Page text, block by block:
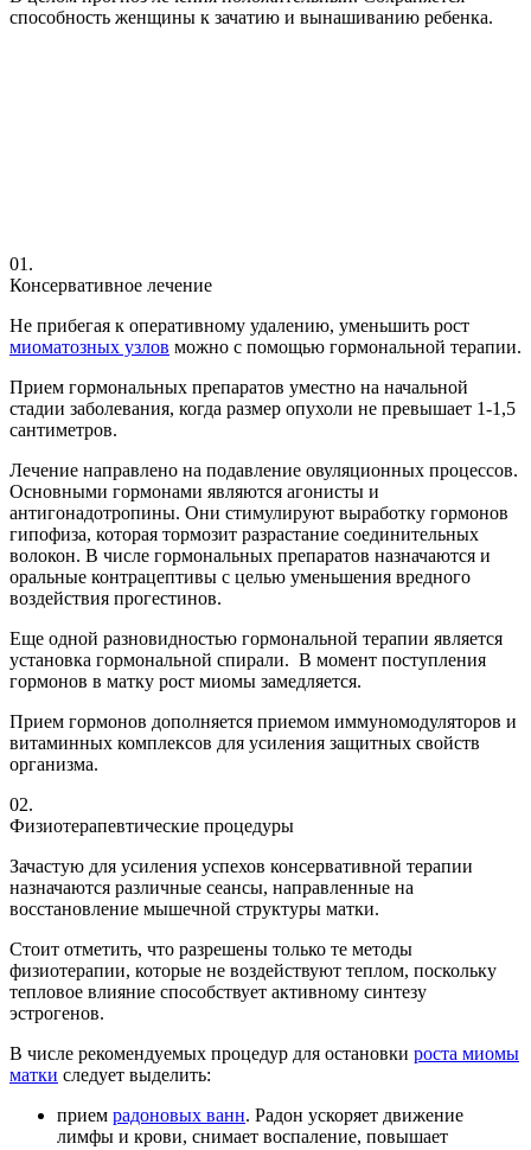
способность женщины к зачатию и вынашиванию ребенка.
01.
Консервативное лечение
Не прибегая к оперативному удалению, уменьшить рост
миоматозных узлов можно с помощью гормональной терапии.
Прием гормональных препаратов уместно на начальной
стадии заболевания, когда размер опухоли не превышает 1-1,5
сантиметров.
Лечение направлено на подавление овуляционных процессов.
Основными гормонами являются агонисты и
антигонадотропины. Они стимулируют выработку гормонов
гипофиза, которая тормозит разрастание соединительных
волокон. В числе гормональных препаратов назначаются и
оральные контрацептивы с целью уменьшения вредного
воздействия прогестинов.
Еще одной разновидностью гормональной терапии является
установка гормональной спирали. В момент поступления
гормонов в матку рост миомы замедляется.
Прием гормонов дополняется приемом иммуномодуляторов и
витаминных комплексов для усиления защитных свойств
организма.
02.
Физиотерапевтические процедуры
Зачастую для усиления успехов консервативной терапии
назначаются различные сеансы, направленные на
восстановление мышечной структуры матки.
Стоит отметить, что разрешены только те методы
физиотерапии, которые не воздействуют теплом, поскольку
тепловое влияние способствует активному синтезу
эстрогенов.
В числе рекомендуемых процедур для остановки роста миомы
матки следует выделить:
прием радоновых ванн. Радон ускоряет движение
лимфы и крови, снимает воспаление, повышает